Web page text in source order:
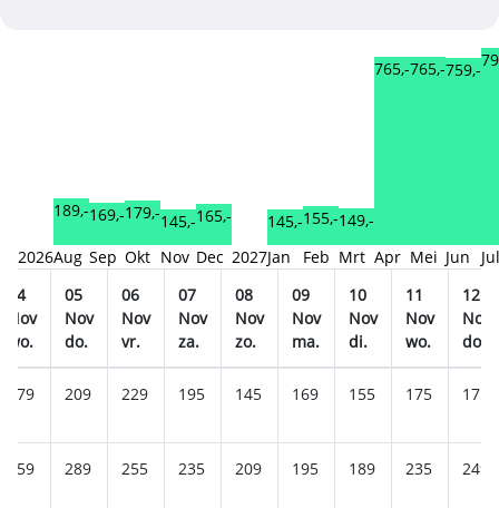
2026
189,-
Aug
169,-
Sep
179,-
Okt
145,-
Nov
165,-
Dec 2027
145,-
Jan
155,-
Feb
149,-
Mrt
765,-
Apr
765,-
Mei
759,-
Jun
Jul
04
Nov
wo.
05
Nov
do.
06
Nov
vr.
07
Nov
za.
08
Nov
zo.
09
Nov
ma.
10
Nov
di.
11
Nov
wo.
12
Nov
do.
179 209 229 195 145 169 155 175 175
259 289 255 235 209 195 189 235 249